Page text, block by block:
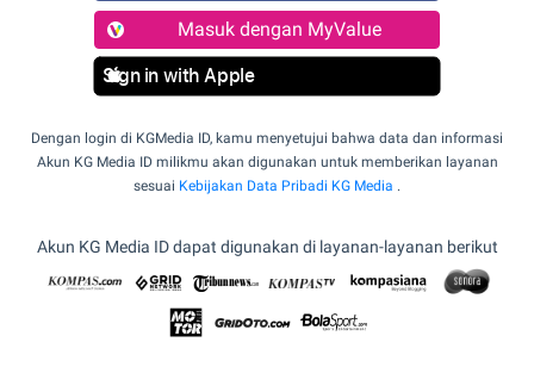
Masuk dengan MyValue
Sign in with Apple
Dengan login di KGMedia ID, kamu menyetujui bahwa data dan informasi
Akun KG Media ID milikmu akan digunakan untuk memberikan layanan
sesuai Kebijakan Data Pribadi KG Media .
Akun KG Media ID dapat digunakan di layanan-layanan berikut